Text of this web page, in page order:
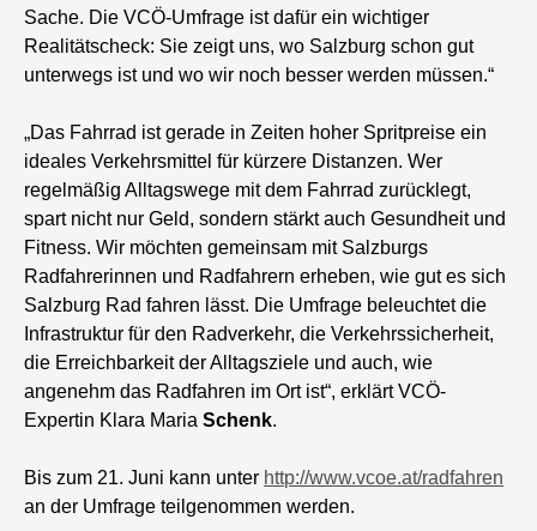
Sache. Die VCÖ-Umfrage ist dafür ein wichtiger
Realitätscheck: Sie zeigt uns, wo Salzburg schon gut
unterwegs ist und wo wir noch besser werden müssen.“
„Das Fahrrad ist gerade in Zeiten hoher Spritpreise ein
ideales Verkehrsmittel für kürzere Distanzen. Wer
regelmäßig Alltagswege mit dem Fahrrad zurücklegt,
spart nicht nur Geld, sondern stärkt auch Gesundheit und
Fitness. Wir möchten gemeinsam mit Salzburgs
Radfahrerinnen und Radfahrern erheben, wie gut es sich
Salzburg Rad fahren lässt. Die Umfrage beleuchtet die
Infrastruktur für den Radverkehr, die Verkehrssicherheit,
die Erreichbarkeit der Alltagsziele und auch, wie
angenehm das Radfahren im Ort ist“, erklärt VCÖ-
Expertin Klara MariaSchenk.
Bis zum 21. Juni kann unter http://www.vcoe.at/radfahren
an der Umfrage teilgenommen werden.